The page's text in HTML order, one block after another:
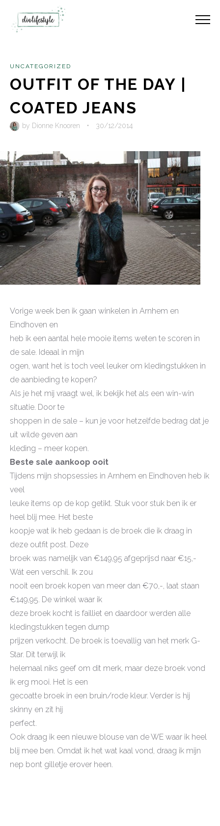
UNCATEGORIZED
OUTFIT OF THE DAY |
COATED JEANS
by Dionne Knooren • 30/12/2014
Vorige week ben ik gaan winkelen in Arnhem en
Eindhoven en
heb ik een aantal hele mooie items weten te scoren in
de sale. Ideaal in mijn
ogen, want het is toch veel leuker om kledingstukken in
de aanbieding te kopen?
Als je het mij vraagt wel, ik bekijk het als een win-win
situatie. Door te
shoppen in de sale – kun je voor hetzelfde bedrag dat je
uit wilde geven aan
kleding – meer kopen.
Beste sale aankoop ooit
Tijdens mijn shopsessies in Arnhem en Eindhoven heb ik
veel
leuke items op de kop getikt. Stuk voor stuk ben ik er
heel blij mee. Het beste
koopje wat ik heb gedaan is de broek die ik draag in
deze outfit post. Deze
broek was namelijk van €149,95 afgeprijsd naar €15,-
Wát een verschil. Ik zou
nooit een broek kopen van meer dan €70,-, laat staan
€149,95. De winkel waar ik
deze broek kocht is failliet en daardoor werden alle
kledingstukken tegen dump
prijzen verkocht. De broek is toevallig van het merk G-
Star. Dit terwijl ik
helemaal niks geef om dit merk, maar deze broek vond
ik erg mooi. Het is een
gecoatte broek in een bruin/rode kleur. Verder is hij
skinny en zit hij
perfect.
Ook draag ik een nieuwe blouse van de WE waar ik heel
blij mee ben. Omdat ik het wat kaal vond, draag ik mijn
nep bont gilletje erover heen.